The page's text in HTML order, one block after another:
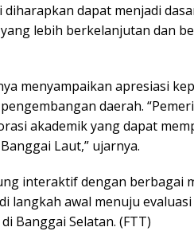
diharapkan dapat menjadi
lebih berkelanjutan dan
menyampaikan apresiasi
daerah.
akademik yang dapat
Laut,” ujarnya.
interaktif dengan berbagai
langkah awal menuju
Banggai Selatan. (FTT)